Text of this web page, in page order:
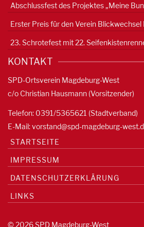
Abschlussfest des Projektes „Meine
Erster Preis für den Verein
23. Schrotefest mit 22.
KONTAKT
SPD-Ortsverein Magdeburg-West
c/o Christian Hausmann (Vorsitzender)
Telefon: 0391/5365621 (Stadtverband)
E-Mail:vorstand@spd-magdeburg-
STARTSEITE
IMPRESSUM
DATENSCHUTZERKLÄRUNG
LINKS
© 2026 SPD Magdeburg-West